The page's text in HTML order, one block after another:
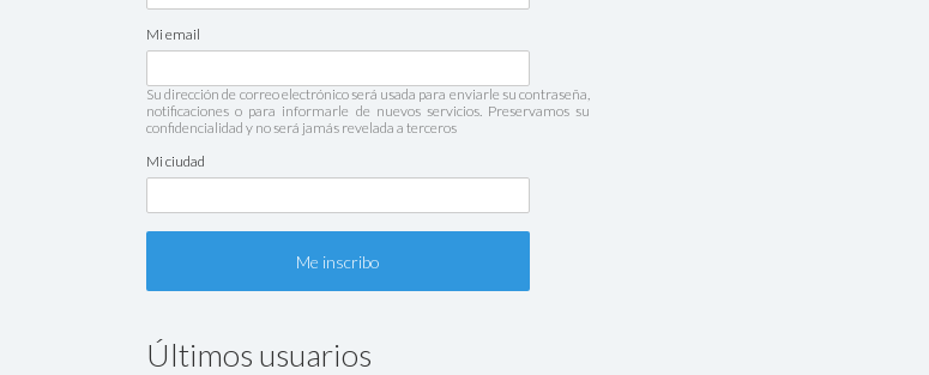
Mi email
Su dirección de correo electrónico será usada para enviarle su contraseña,
notificaciones o para informarle de nuevos servicios. Preservamos su
confidencialidad y no será jamás revelada a terceros
Mi ciudad
Últimos usuarios